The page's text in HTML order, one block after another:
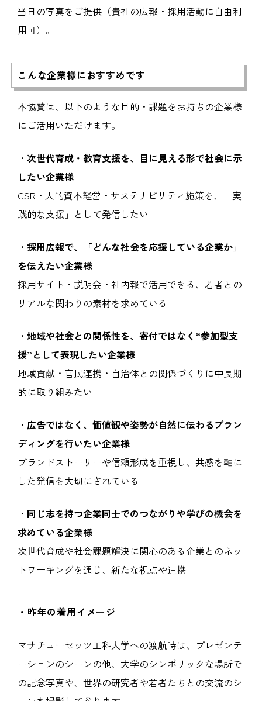
当日の写真をご提供（貴社の広報・採用活動に自由利
用可）。
こんな企業様におすすめです
本協賛は、以下のような目的・課題をお持ちの企業様
にご活用いただけます。
・ 次世代育成・教育支援を、目に見える形で社会に示
したい企業様
CSR・人的資本経営・サステナビリティ施策を、「実
践的な支援」として発信したい
・ 採用広報で、「どんな社会を応援している企業か」
を伝えたい企業様
採用サイト・説明会・社内報で活用できる、若者との
リアルな関わりの素材を求めている
・ 地域や社会との関係性を、寄付ではなく“参加型支
援”として表現したい企業様
地域貢献・官民連携・自治体との関係づくりに中長期
的に取り組みたい
・ 広告ではなく、価値観や姿勢が自然に伝わるブラン
ディングを行いたい企業様
ブランドストーリーや信頼形成を重視し、共感を軸に
した発信を大切にされている
・ 同じ志を持つ企業同士でのつながりや学びの機会を
求めている企業様
次世代育成や社会課題解決に関心のある企業とのネッ
トワーキングを通じ、新たな視点や連携
・昨年の着用イメージ
マサチューセッツ工科大学への渡航時は、プレゼンテ
ーションのシーンの他、大学のシンボリックな場所で
の記念写真や、世界の研究者や若者たちとの交流のシ